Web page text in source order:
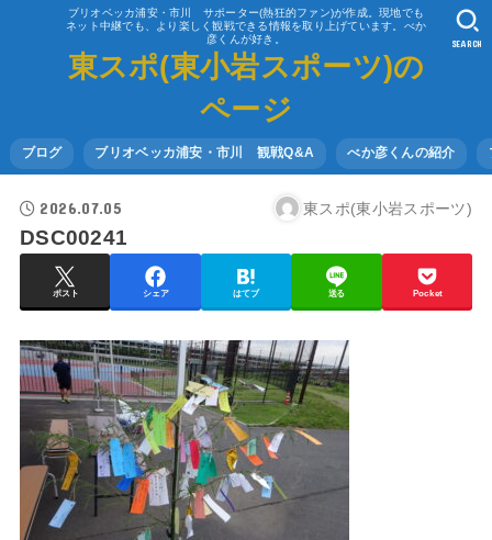
ブリオベッカ浦安・市川 サポーター(熱狂的ファン)が作成。現地でも
ネット中継でも、より楽しく観戦できる情報を取り上げています。べか
彦くんが好き。
東スポ(東小岩スポーツ)の
ページ
ブログ ブリオベッカ浦安・市川 観戦Q&A べか彦くんの紹介
SEARCH
2026.07.05 東スポ(東小岩スポーツ)
DSC00241
ポスト シェア はてブ 送る Pocket